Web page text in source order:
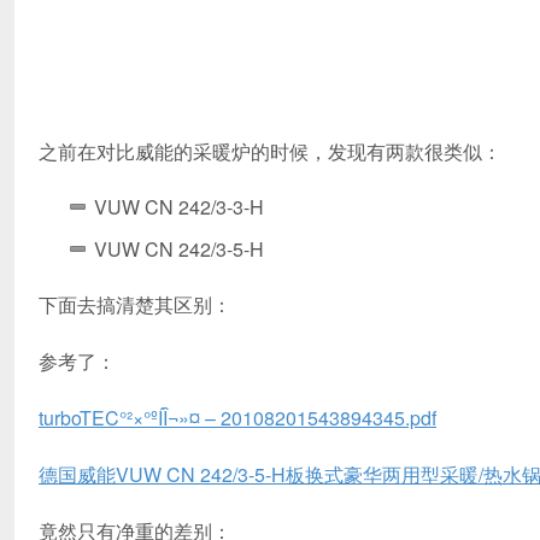
之前在对比威能的采暖炉的时候，发现有两款很类似：
VUW CN 242/3-3-H
VUW CN 242/3-5-H
下面去搞清楚其区别：
参考了：
turboTEC°²×°ºÍÎ¬»¤ – 20108201543894345.pdf
德国威能VUW CN 242/3-5-H板换式豪华两用型采暖/热水
竟然只有净重的差别：